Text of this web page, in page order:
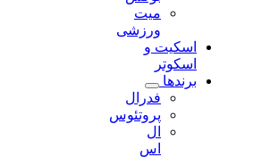
میت
ورزشی
اسکیت و
اسکوتر
برندها
فدرال
پروتئوس